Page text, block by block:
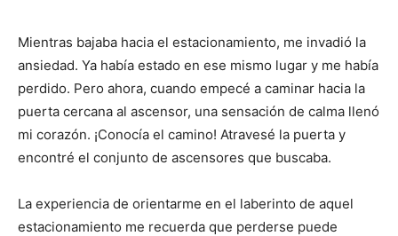
Mientras bajaba hacia el estacionamiento, me invadió la
ansiedad. Ya había estado en ese mismo lugar y me había
perdido. Pero ahora, cuando empecé a caminar hacia la
puerta cercana al ascensor, una sensación de calma llenó
mi corazón. ¡Conocía el camino! Atravesé la puerta y
encontré el conjunto de ascensores que buscaba.
La experiencia de orientarme en el laberinto de aquel
estacionamiento me recuerda que perderse puede